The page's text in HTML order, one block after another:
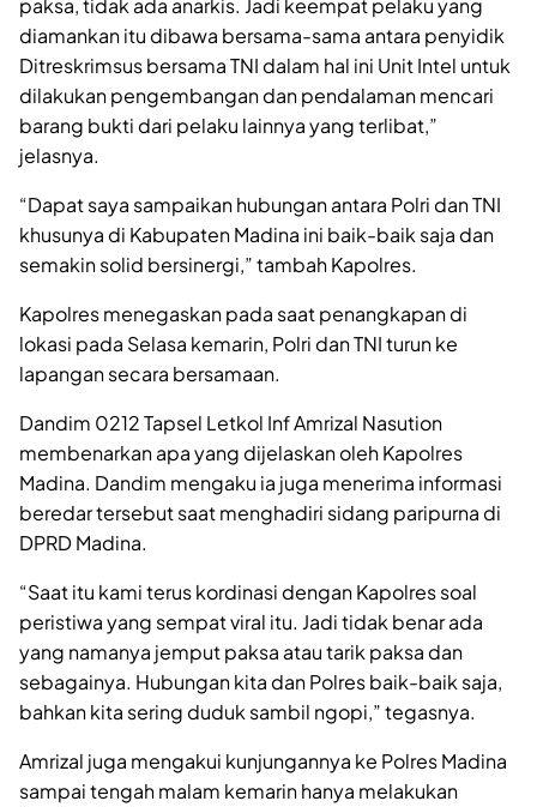
paksa, tidak ada anarkis. Jadi keempat pelaku yang
diamankan itu dibawa bersama-sama antara penyidik
Ditreskrimsus bersama TNI dalam hal ini Unit Intel untuk
dilakukan pengembangan dan pendalaman mencari
barang bukti dari pelaku lainnya yang terlibat,”
jelasnya.
“Dapat saya sampaikan hubungan antara Polri dan TNI
khusunya di Kabupaten Madina ini baik-baik saja dan
semakin solid bersinergi,” tambah Kapolres.
Kapolres menegaskan pada saat penangkapan di
lokasi pada Selasa kemarin, Polri dan TNI turun ke
lapangan secara bersamaan.
Dandim 0212 Tapsel Letkol Inf Amrizal Nasution
membenarkan apa yang dijelaskan oleh Kapolres
Madina. Dandim mengaku ia juga menerima informasi
beredar tersebut saat menghadiri sidang paripurna di
DPRD Madina.
“Saat itu kami terus kordinasi dengan Kapolres soal
peristiwa yang sempat viral itu. Jadi tidak benar ada
yang namanya jemput paksa atau tarik paksa dan
sebagainya. Hubungan kita dan Polres baik-baik saja,
bahkan kita sering duduk sambil ngopi,” tegasnya.
Amrizal juga mengakui kunjungannya ke Polres Madina
sampai tengah malam kemarin hanya melakukan